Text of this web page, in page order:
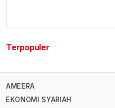
Terpopuler
AMEERA
EKONOMI SYARIAH